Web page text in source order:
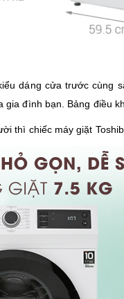
dáng cửa trước
đình bạn. Bảng điều
thì chiếc máy giặt